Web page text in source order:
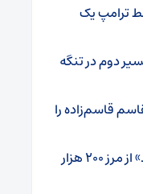
ترامپ یک
دوم در تنگه
قاسم‌زاده را
چاپ چهل‌ونهم «تن‌تن و سندباد» از مرز ۲۰۰ هزار